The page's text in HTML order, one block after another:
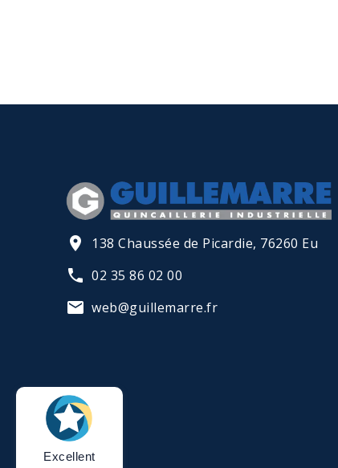
138 Chaussée de Picardie, 76260 Eu
02 35 86 02 00
web@guillemarre.fr
Excellent